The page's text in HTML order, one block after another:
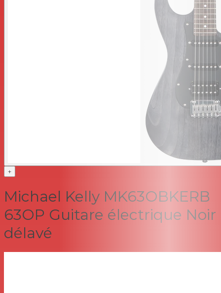
+
Michael Kelly MK63OBKERB
63OP Guitare électrique Noir
délavé